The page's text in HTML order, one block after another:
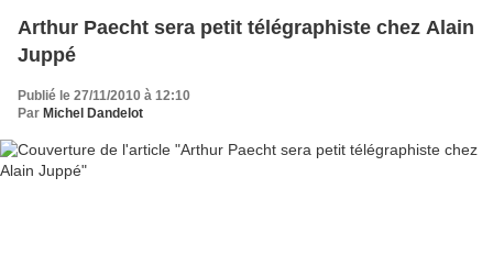
Arthur Paecht sera petit télégraphiste chez Alain
Juppé
Publié le 27/11/2010 à 12:10
Par Michel Dandelot